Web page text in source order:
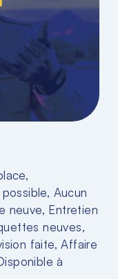
Aucun
neuve, Entretien
neuves,
faite, Affaire
à